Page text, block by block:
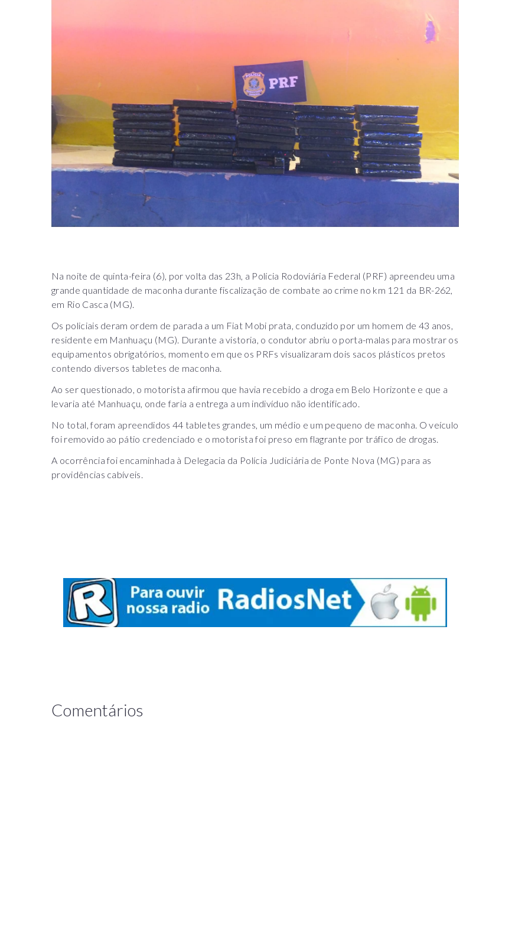
Na noite de quinta-feira (6), por volta das 23h, a Polícia Rodoviária Federal (PRF) apreendeu uma
grande quantidade de maconha durante fiscalização de combate ao crime no km 121 da BR-262,
em Rio Casca (MG).
Os policiais deram ordem de parada a um Fiat Mobi prata, conduzido por um homem de 43 anos,
residente em Manhuaçu (MG). Durante a vistoria, o condutor abriu o porta-malas para mostrar os
equipamentos obrigatórios, momento em que os PRFs visualizaram dois sacos plásticos pretos
contendo diversos tabletes de maconha.
Ao ser questionado, o motorista afirmou que havia recebido a droga em Belo Horizonte e que a
levaria até Manhuaçu, onde faria a entrega a um indivíduo não identificado.
No total, foram apreendidos 44 tabletes grandes, um médio e um pequeno de maconha. O veículo
foi removido ao pátio credenciado e o motorista foi preso em flagrante por tráfico de drogas.
A ocorrência foi encaminhada à Delegacia da Polícia Judiciária de Ponte Nova (MG) para as
providências cabíveis.
Comentários